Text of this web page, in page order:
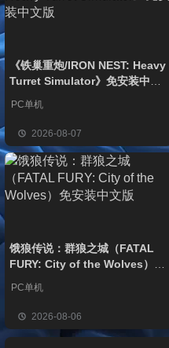
《铁巢重炮/IRON NEST: Heavy
Turret Simulator》免安装中文
PC单机
2026-08-07
饿狼传说：群狼之城（FATAL
FURY: City of the Wolves）免
PC单机
2026-08-06